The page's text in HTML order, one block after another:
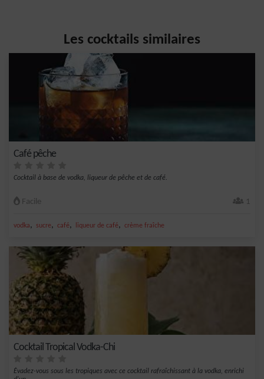
Les cocktails similaires
Café pêche
Cocktail à base de vodka, liqueur de pêche et de café.
Facile 1
vodka, sucre, café, liqueur de café, crème fraîche
Cocktail Tropical Vodka-Chi
Évadez-vous sous les tropiques avec ce cocktail rafraîchissant à la vodka, enrichi